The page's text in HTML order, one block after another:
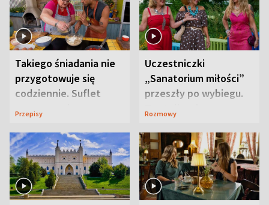
Takiego śniadania nie
przygotowuje się
codziennie. Suflet
serowy zachwyca
Przepisy
Uczestniczki
„Sanatorium miłości”
przeszły po wybiegu.
Te stylizacje
Rozmowy